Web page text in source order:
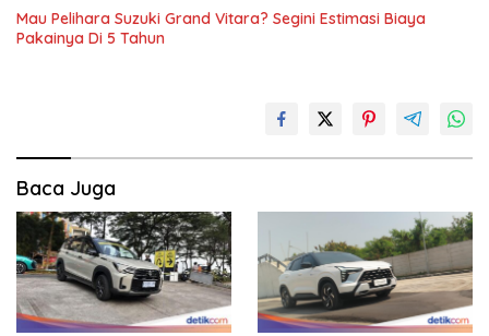
Mau Pelihara Suzuki Grand Vitara? Segini Estimasi Biaya
Pakainya Di 5 Tahun
Baca Juga